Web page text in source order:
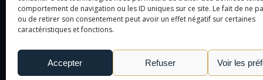
comportement de navigation ou les ID uniques sur ce site. Le fait de ne
ou de retirer son consentement peut avoir un effet négatif sur certaines
caractéristiques et fonctions.
Accepter Refuser Voir les
NOTRE AGENCE
NOTRE DÉMARCHE
NOUS CONTACTER
LE MONDE DE L'OBJET
PUBLICITAIRE